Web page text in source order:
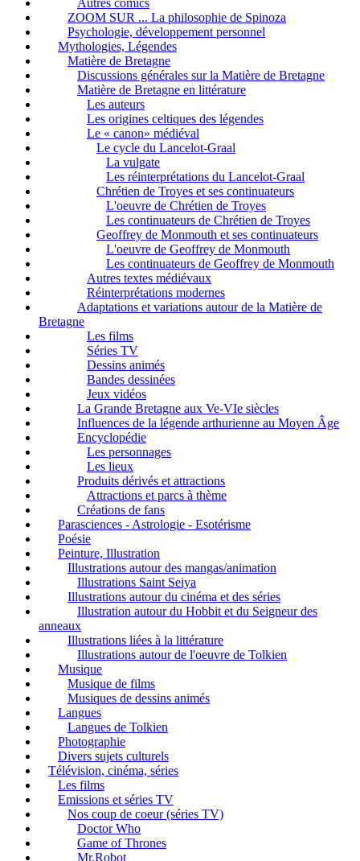
Autres comics
ZOOM SUR ... La philosophie de Spinoza
Psychologie, développement personnel
Mythologies, Légendes
Matière de Bretagne
Discussions générales sur la Matière de Bretagne
Matière de Bretagne en littérature
Les auteurs
Les origines celtiques des légendes
Le « canon» médiéval
Le cycle du Lancelot-Graal
La vulgate
Les réinterprétations du Lancelot-Graal
Chrétien de Troyes et ses continuateurs
L'oeuvre de Chrétien de Troyes
Les continuateurs de Chrétien de Troyes
Geoffrey de Monmouth et ses continuateurs
L'oeuvre de Geoffrey de Monmouth
Les continuateurs de Geoffrey de Monmouth
Autres textes médiévaux
Réinterprétations modernes
Adaptations et variations autour de la Matière de
Bretagne
Les films
Séries TV
Dessins animés
Bandes dessinées
Jeux vidéos
La Grande Bretagne aux Ve-VIe siècles
Influences de la légende arthurienne au Moyen Âge
Encyclopédie
Les personnages
Les lieux
Produits dérivés et attractions
Attractions et parcs à thème
Créations de fans
Parasciences - Astrologie - Esotérisme
Poésie
Peinture, Illustration
Illustrations autour des mangas/animation
Illustrations Saint Seiya
Illustrations autour du cinéma et des séries
Illustration autour du Hobbit et du Seigneur des
anneaux
Illustrations liées à la littérature
Illustrations autour de l'oeuvre de Tolkien
Musique
Musique de films
Musiques de dessins animés
Langues
Langues de Tolkien
Photographie
Divers sujets culturels
Télévision, cinéma, séries
Les films
Emissions et séries TV
Nos coup de coeur (séries TV)
Doctor Who
Game of Thrones
Mr.Robot